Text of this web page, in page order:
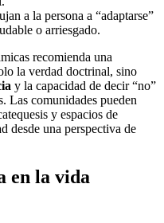
a la persona a “adaptarse”
o arriesgado.
recomienda una
la verdad doctrinal, sino
y la capacidad de decir “no”
Las comunidades pueden
y espacios de
desde una perspectiva de
en la vida